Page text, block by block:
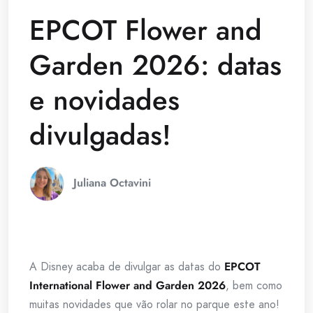
EPCOT Flower and
Garden 2026: datas
e novidades
divulgadas!
Juliana Octavini
A Disney acaba de divulgar as datas do EPCOT
International Flower and Garden 2026, bem como
muitas novidades que vão rolar no parque este ano!